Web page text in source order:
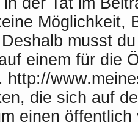
Möglichkeit,
musst
einem für die
http://
die sich auf
einen